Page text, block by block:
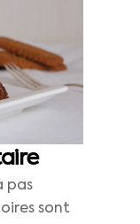
pas
sont